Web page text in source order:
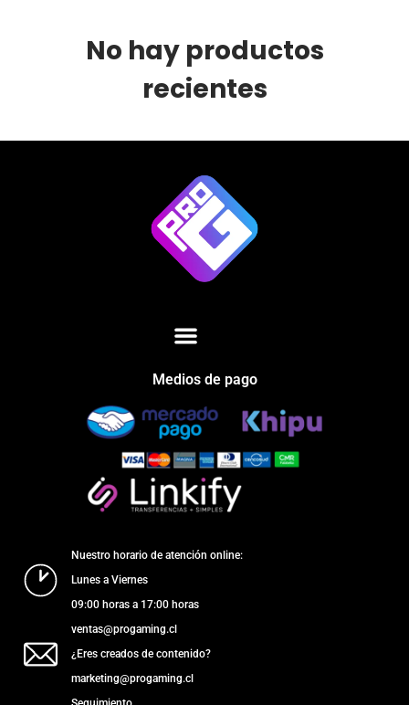
No hay productos
recientes
Medios de pago
Nuestro horario de atención online:
Lunes a Viernes
09:00 horas a 17:00 horas
ventas@progaming.cl
¿Eres creados de contenido?
marketing@progaming.cl